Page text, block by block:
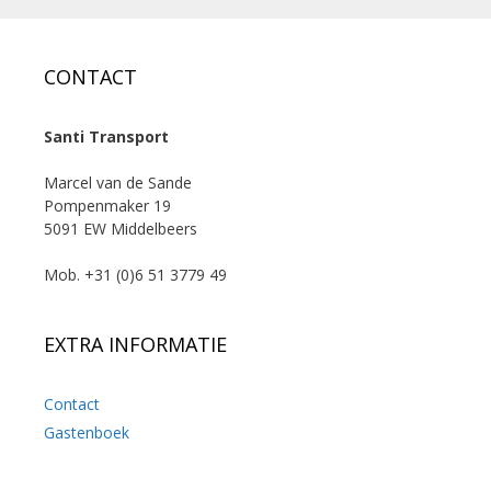
CONTACT
Santi Transport
Marcel van de Sande
Pompenmaker 19
5091 EW Middelbeers
Mob. +31 (0)6 51 3779 49
EXTRA INFORMATIE
Contact
Gastenboek